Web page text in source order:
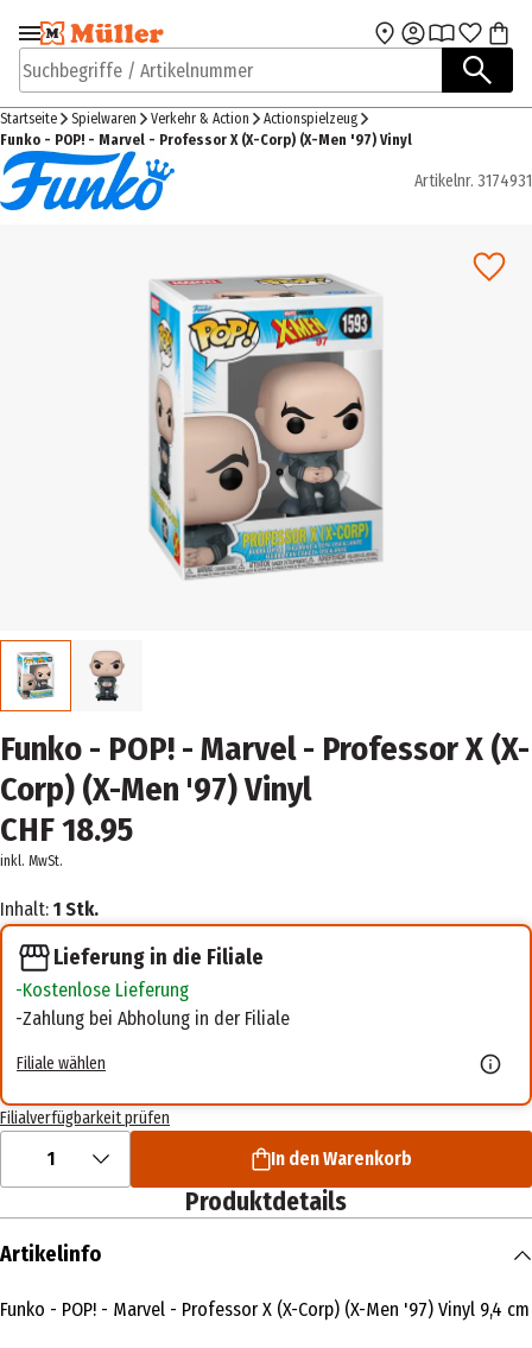
Zur Navigation
springen
Zum Hauptinhalt
Suchbegriffe / Artikelnummer
Startseite Spielwaren Verkehr & Action
Actionspielzeug
Funko - POP! - Marvel - Professor X (X-Corp) (X-Men '97) Vinyl
Artikelnr. 3174931
Funko - POP! - Marvel - Professor X (X-
Corp) (X-Men '97) Vinyl
CHF 18.95
inkl. MwSt.
Inhalt: 1 Stk.
Lieferung in die Filiale
Kostenlose Lieferung
Zahlung bei Abholung in der Filiale
Filiale wählen
Filialverfügbarkeit prüfen
1 In den Warenkorb
Produktdetails
Artikelinfo
Funko - POP! - Marvel - Professor X (X-Corp) (X-Men '97) Vinyl 9,4 cm